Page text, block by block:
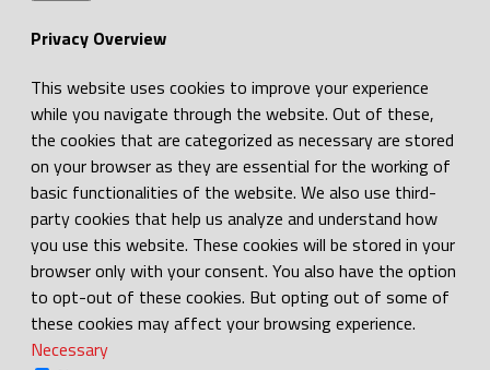
Privacy Overview
This website uses cookies to improve your experience
while you navigate through the website. Out of these,
the cookies that are categorized as necessary are stored
on your browser as they are essential for the working of
basic functionalities of the website. We also use third-
party cookies that help us analyze and understand how
you use this website. These cookies will be stored in your
browser only with your consent. You also have the option
to opt-out of these cookies. But opting out of some of
these cookies may affect your browsing experience.
Necessary